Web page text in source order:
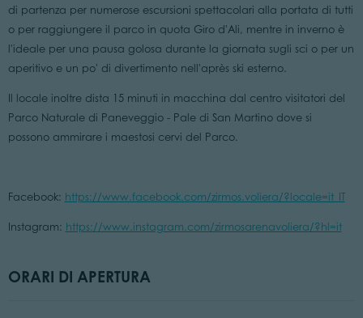
di partenza per numerose escursioni spettacolari alla portata di tutti
o per raggiungere il parco in quota Giro d'Ali, mentre in inverno è
l'ideale per una pausa golosa durante la giornata sugli sci o per un
aperitivo e un po' di divertimento nell'après ski esterno.
Il locale inoltre dista 15 minuti in macchina dal centro visitatori del
Parco Naturale di Paneveggio - Pale di San Martino dove si
possono ammirare i maestosi cervi del Parco.
Facebook: https://www.facebook.com/zirmos.voliera/?locale=it_IT
Instagram: https://www.instagram.com/zirmosarenavoliera/?hl=it
ORARI DI APERTURA